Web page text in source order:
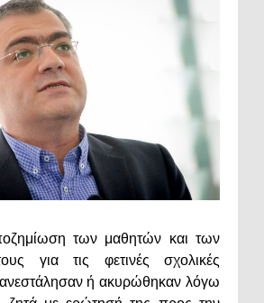
των μαθητών και των
για τις φετινές σχολικές
ή ακυρώθηκαν λόγω